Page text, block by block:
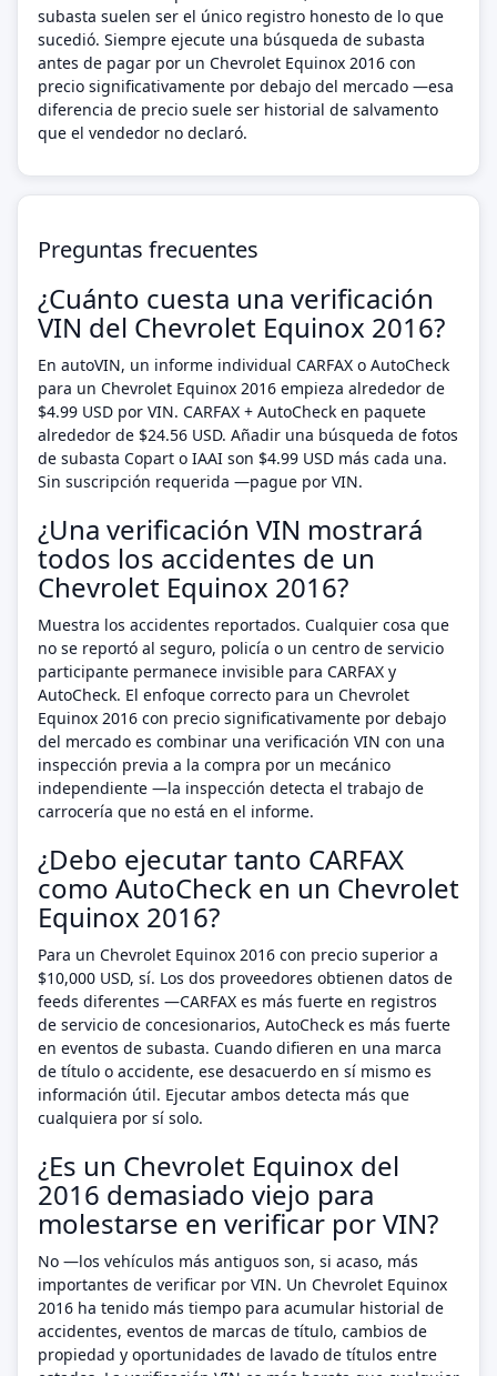
subasta suelen ser el único registro honesto de lo que
sucedió. Siempre ejecute una búsqueda de subasta
antes de pagar por un Chevrolet Equinox 2016 con
precio significativamente por debajo del mercado —esa
diferencia de precio suele ser historial de salvamento
que el vendedor no declaró.
Preguntas frecuentes
¿Cuánto cuesta una verificación
VIN del Chevrolet Equinox 2016?
En autoVIN, un informe individual CARFAX o AutoCheck
para un Chevrolet Equinox 2016 empieza alrededor de
$4.99 USD por VIN. CARFAX + AutoCheck en paquete
alrededor de $24.56 USD. Añadir una búsqueda de fotos
de subasta Copart o IAAI son $4.99 USD más cada una.
Sin suscripción requerida —pague por VIN.
¿Una verificación VIN mostrará
todos los accidentes de un
Chevrolet Equinox 2016?
Muestra los accidentes reportados. Cualquier cosa que
no se reportó al seguro, policía o un centro de servicio
participante permanece invisible para CARFAX y
AutoCheck. El enfoque correcto para un Chevrolet
Equinox 2016 con precio significativamente por debajo
del mercado es combinar una verificación VIN con una
inspección previa a la compra por un mecánico
independiente —la inspección detecta el trabajo de
carrocería que no está en el informe.
¿Debo ejecutar tanto CARFAX
como AutoCheck en un Chevrolet
Equinox 2016?
Para un Chevrolet Equinox 2016 con precio superior a
$10,000 USD, sí. Los dos proveedores obtienen datos de
feeds diferentes —CARFAX es más fuerte en registros
de servicio de concesionarios, AutoCheck es más fuerte
en eventos de subasta. Cuando difieren en una marca
de título o accidente, ese desacuerdo en sí mismo es
información útil. Ejecutar ambos detecta más que
cualquiera por sí solo.
¿Es un Chevrolet Equinox del
2016 demasiado viejo para
molestarse en verificar por VIN?
No —los vehículos más antiguos son, si acaso, más
importantes de verificar por VIN. Un Chevrolet Equinox
2016 ha tenido más tiempo para acumular historial de
accidentes, eventos de marcas de título, cambios de
propiedad y oportunidades de lavado de títulos entre